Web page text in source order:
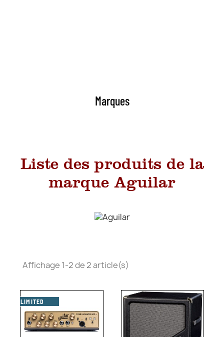
Marques
Liste des produits de la
marque Aguilar
Affichage 1-2 de 2 article(s)
LIMITED